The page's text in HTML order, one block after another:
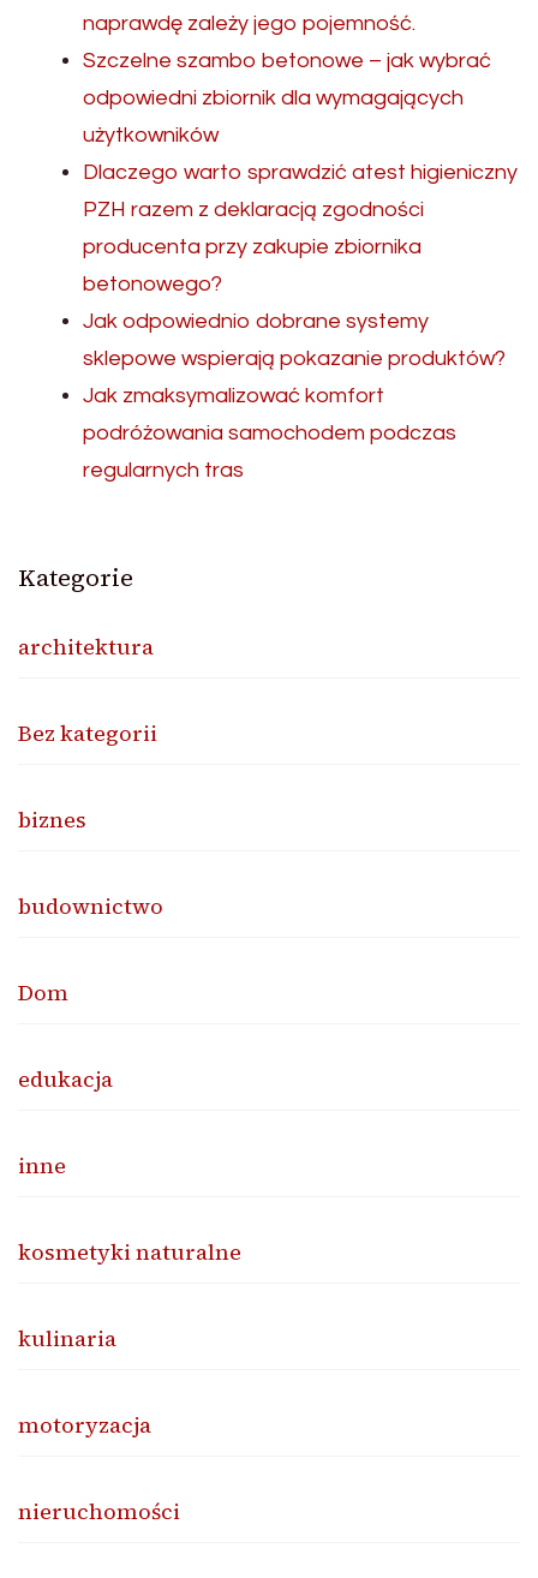
naprawdę zależy jego pojemność.
Szczelne szambo betonowe – jak wybrać
odpowiedni zbiornik dla wymagających
użytkowników
Dlaczego warto sprawdzić atest higieniczny
PZH razem z deklaracją zgodności
producenta przy zakupie zbiornika
betonowego?
Jak odpowiednio dobrane systemy
sklepowe wspierają pokazanie produktów?
Jak zmaksymalizować komfort
podróżowania samochodem podczas
regularnych tras
Kategorie
architektura
Bez kategorii
biznes
budownictwo
Dom
edukacja
inne
kosmetyki naturalne
kulinaria
motoryzacja
nieruchomości